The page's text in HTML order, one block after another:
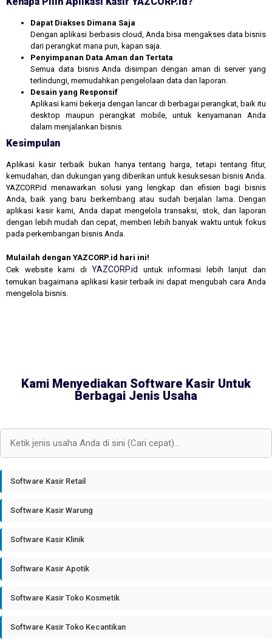
Dapat Diakses Dimana Saja
Dengan aplikasi berbasis cloud, Anda bisa mengakses data bisnis
dari perangkat mana pun, kapan saja.
Penyimpanan Data Aman dan Tertata
Semua data bisnis Anda disimpan dengan aman di server yang
terlindungi, memudahkan pengelolaan data dan laporan.
Desain yang Responsif
Aplikasi kami bekerja dengan lancar di berbagai perangkat, baik itu
desktop maupun perangkat mobile, untuk kenyamanan Anda
dalam menjalankan bisnis.
Kesimpulan
Aplikasi kasir terbaik bukan hanya tentang harga, tetapi tentang fitur,
kemudahan, dan dukungan yang diberikan untuk kesuksesan bisnis Anda.
YAZCORP.id menawarkan solusi yang lengkap dan efisien bagi bisnis
Anda, baik yang baru berkembang atau sudah berjalan lama. Dengan
aplikasi kasir kami, Anda dapat mengelola transaksi, stok, dan laporan
dengan lebih mudah dan cepat, memberi lebih banyak waktu untuk fokus
pada perkembangan bisnis Anda.
Mulailah dengan YAZCORP.id hari ini!
Cek website kami di YAZCORP.id
untuk informasi lebih lanjut dan
temukan bagaimana aplikasi kasir terbaik ini dapat mengubah cara Anda
mengelola bisnis.
Kami Menyediakan Software Kasir Untuk
Berbagai Jenis Usaha
Software Kasir Retail
Software Kasir Warung
Software Kasir Klinik
Software Kasir Apotik
Software Kasir Toko Kosmetik
Software Kasir Toko Kecantikan